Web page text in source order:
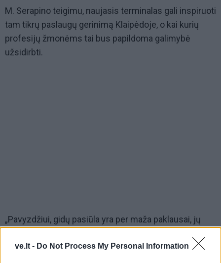
ve.lt - Do Not Process My Personal Information
M. Serapino teigimu, naujasis terminalas gali inspiruoti
tam tikrų paslaugų gerinimą Klaipėdoje, o kai kurių
profesijų žmonėms tai bus papildoma galimybė
užsidirbti.
„Pavyzdžiui, gidų pasiūla yra per maža paklausai, jų
ir Vilniaus.